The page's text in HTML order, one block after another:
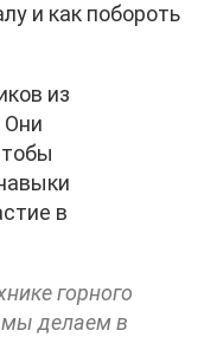
и как побороть
из
в
горного
мы делаем в